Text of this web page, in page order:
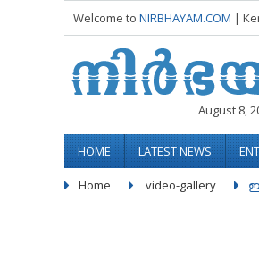
Welcome to NIRBHAYAM.COM |
August 8,
HOME LATEST NEWS
Home video-gallery